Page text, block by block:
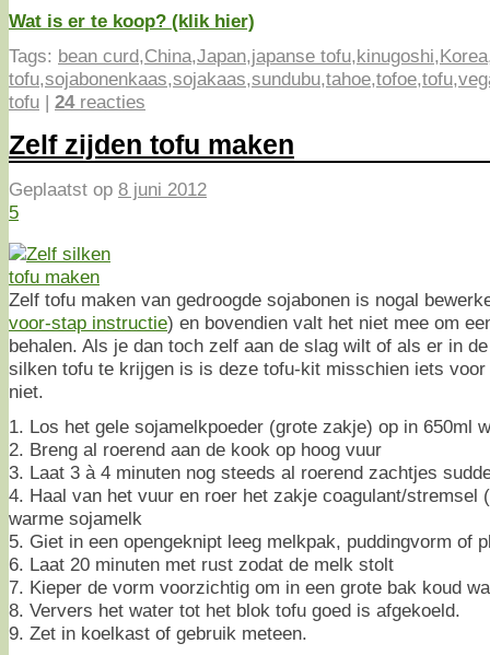
Wat is er te koop? (klik hier)
Tags: bean curd,China,Japan,japanse tofu,kinugoshi,Korea
tofu,sojabonenkaas,sojakaas,sundubu,tahoe,tofoe,tofu,
tofu | 24reacties
Zelf zijden tofu maken
Geplaatst op 8 juni 2012
5
Zelf tofu maken van gedroogde sojabonen is nogal
voor-stap instructie) en bovendien valt het niet mee om
behalen. Als je dan toch zelf aan de slag wilt of als er in
silken tofu te krijgen is is deze tofu-kit misschien iets
niet.
1. Los het gele sojamelkpoeder (grote zakje) op in 650ml
2. Breng al roerend aan de kook op hoog vuur
3. Laat 3 à 4 minuten nog steeds al roerend zachtjes
4. Haal van het vuur en roer het zakje coagulant/stremsel
warme sojamelk
5. Giet in een opengeknipt leeg melkpak, puddingvorm of
6. Laat 20 minuten met rust zodat de melk stolt
7. Kieper de vorm voorzichtig om in een grote bak koud
8. Ververs het water tot het blok tofu goed is afgekoeld.
9. Zet in koelkast of gebruik meteen.